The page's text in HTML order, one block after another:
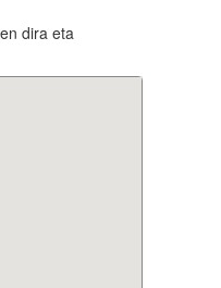
dira eta